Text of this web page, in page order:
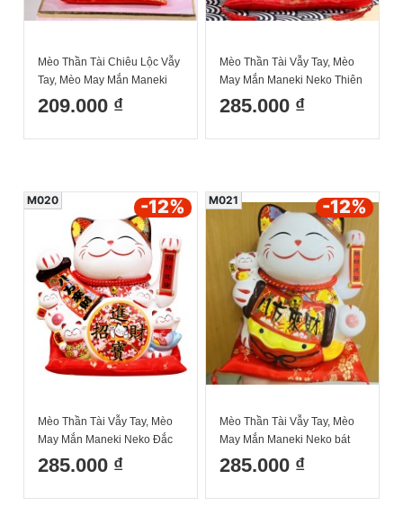
Mèo Thần Tài Chiêu Lộc Vẫy
Tay, Mèo May Mắn Maneki
Neko bát phương chiêu tài
6inches Kèm Đệm Và Hộp
209.000 ₫
Mèo Thần Tài Vẫy Tay, Mèo
May Mắn Maneki Neko Thiên
khách vạn lai 20cm Kèm Đệm
Và Hộp Đẹp
285.000 ₫
Mèo Thần Tài Vẫy Tay, Mèo
May Mắn Maneki Neko Đắc
tài đắc lộc 20cm Kèm Đệm
Và Hộp Đẹp
285.000 ₫
M020 -12%
Mèo Thần Tài Vẫy Tay, Mèo
May Mắn Maneki Neko bát
phương tài lộc 20cm Kèm
Đệm Và Hộp Đẹp
285.000 ₫
M021 -12%